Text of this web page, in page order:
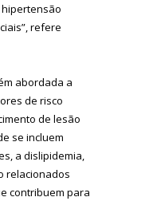
refere
abordada a
de risco
de lesão
se incluem
a dislipidemia,
relacionados
contribuem para